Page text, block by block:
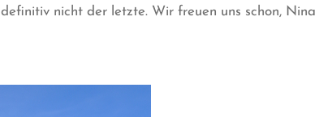
nicht der letzte. Wir freuen uns schon, Nina